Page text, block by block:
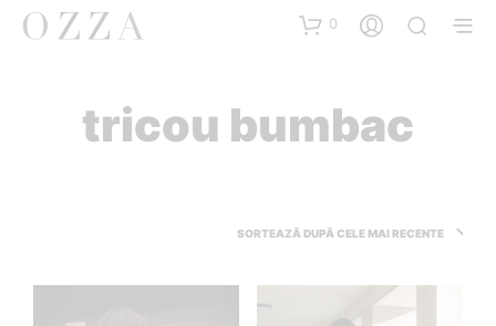
0
tricou bumbac